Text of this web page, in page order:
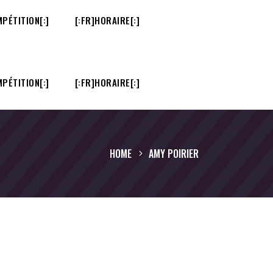
[:FR]HORAIRE[:]
[:FR]HORAIRE[:]
HOME AMY POIRIER